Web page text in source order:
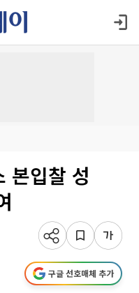
본입찰 성
구글 선호매체 추가